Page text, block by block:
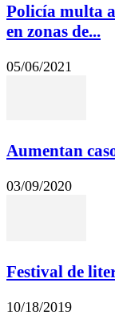
Policía multa
en zonas de...
05/06/2021
Aumentan
03/09/2020
Festival de
10/18/2019